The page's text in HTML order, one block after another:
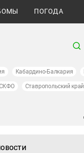
ПОГОДА
Кабардино-Балкария
Ставропольский край